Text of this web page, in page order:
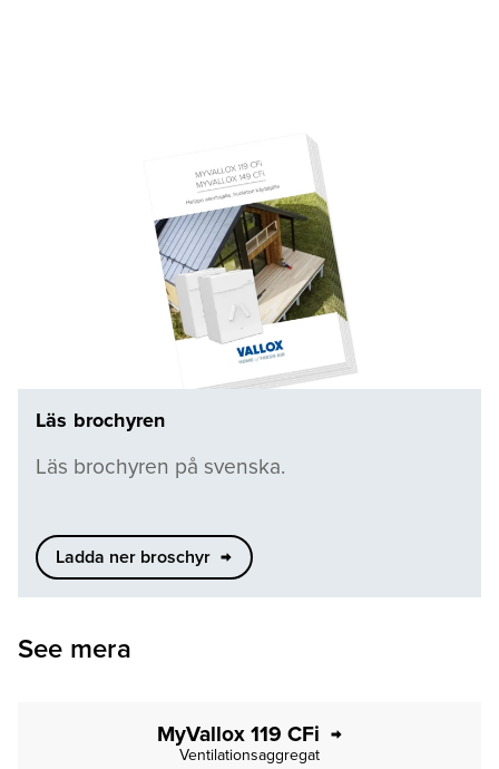
Läs brochyren
Läs brochyren på svenska.
Ladda ner broschyr
See mera
MyVallox 119 CFi
Ventilationsaggregat